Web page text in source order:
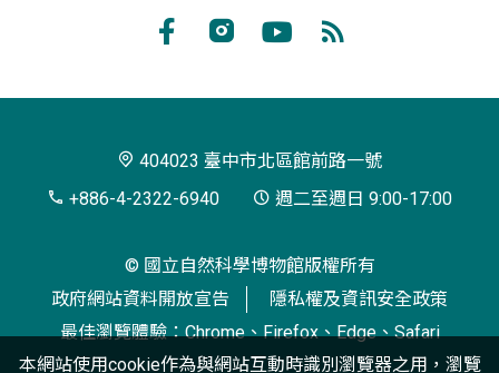
博
閱
404023 臺中市北區館前路一號
+886-4-2322-6940
週二至週日 9:00-17:00
© 國立自然科學博物館版權所有
政府網站資料開放宣告
隱私權及資訊安全政策
最佳瀏覽體驗：Chrome、Firefox、Edge、Safari
本網站使用cookie作為與網站互動時識別瀏覽器之用，瀏覽